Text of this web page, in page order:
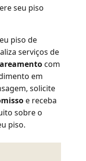
seu piso
piso de
serviços de
com
em
solicite
e receba
sobre o
piso.